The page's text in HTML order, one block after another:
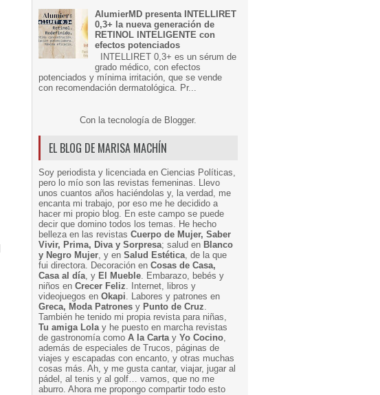
AlumierMD presenta INTELLIRET
0,3+ la nueva generación de
RETINOL INTELIGENTE con
efectos potenciados
INTELLIRET 0,3+ es un sérum de
grado médico, con efectos
potenciados y mínima irritación, que se vende
con recomendación dermatológica. Pr...
Con la tecnología de Blogger.
EL BLOG DE MARISA MACHÍN
Soy periodista y licenciada en Ciencias Políticas,
pero lo mío son las revistas femeninas. Llevo
unos cuantos años haciéndolas y, la verdad, me
encanta mi trabajo, por eso me he decidido a
hacer mi propio blog. En este campo se puede
decir que domino todos los temas. He hecho
belleza en las revistas Cuerpo de Mujer, Saber
Vivir, Prima, Diva y Sorpresa; salud en Blanco
y Negro Mujer, y en Salud Estética, de la que
fui directora. Decoración en Cosas de Casa,
Casa al día, y El Mueble. Embarazo, bebés y
niños en Crecer Feliz. Internet, libros y
videojuegos en Okapi. Labores y patrones en
Greca, Moda Patrones y Punto de Cruz.
También he tenido mi propia revista para niñas,
Tu amiga Lolay he puesto en marcha revistas
de gastronomía como A la Cartay Yo Cocino,
además de especiales de Trucos, páginas de
viajes y escapadas con encanto, y otras muchas
cosas más. Ah, y me gusta cantar, viajar, jugar al
pádel, al tenis y al golf… vamos, que no me
aburro. Ahora me propongo compartir todo esto